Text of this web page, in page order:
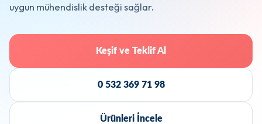
uygun mühendislik desteği sağlar.
Keşif ve Teklif Al
0 532 369 71 98
Ürünleri İncele